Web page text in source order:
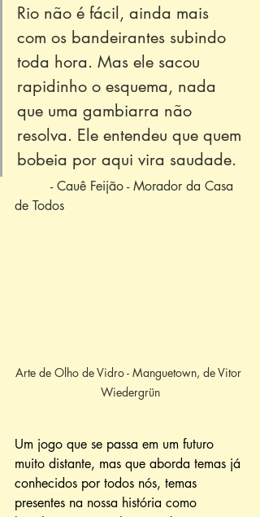
Rio não é fácil, ainda mais
com os bandeirantes subindo
toda hora. Mas ele sacou
rapidinho o esquema, nada
que uma gambiarra não
resolva. Ele entendeu que quem
bobeia por aqui vira saudade.
- Cauê Feijão - Morador da Casa
de Todos
Arte de Olho de Vidro - Manguetown, de Vitor
Wiedergrün
Um jogo que se passa em um futuro
muito distante, mas que aborda temas já
conhecidos por todos nós, temas
presentes na nossa história como